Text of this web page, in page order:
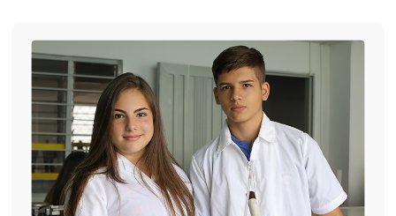
Académico
Padres
Egresados
Pagos